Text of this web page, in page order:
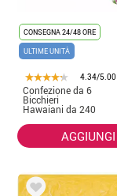
CONSEGNA 24/48 ORE
ULTIME UNITÀ
4.34/5.00
Confezione da 6
Bicchieri
Hawaiani da 240
AGGIUNGI